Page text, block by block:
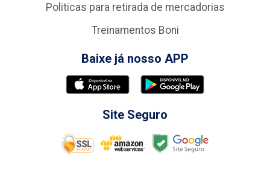
Politicas para retirada de mercadorias
Treinamentos Boni
Baixe já nosso APP
Site Seguro